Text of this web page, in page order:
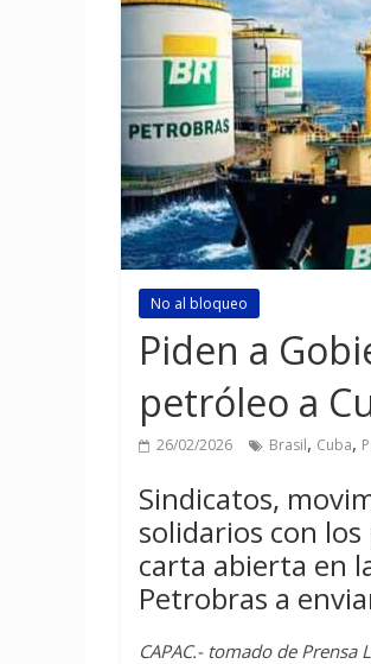
No al bloqueo
Piden a
petróleo a
26/02/2026 Brasil, Cuba,
Sindicatos,
solidarios con
carta abierta en
Petrobras a
CAPAC.- tomado de Prensa